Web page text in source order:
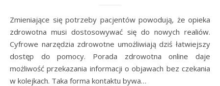
Zmieniające się potrzeby pacjentów powodują, że opieka
zdrowotna musi dostosowywać się do nowych realiów.
Cyfrowe narzędzia zdrowotne umożliwiają dziś łatwiejszy
dostęp do pomocy. Porada zdrowotna online daje
możliwość przekazania informacji o objawach bez czekania
w kolejkach. Taka forma kontaktu bywa…